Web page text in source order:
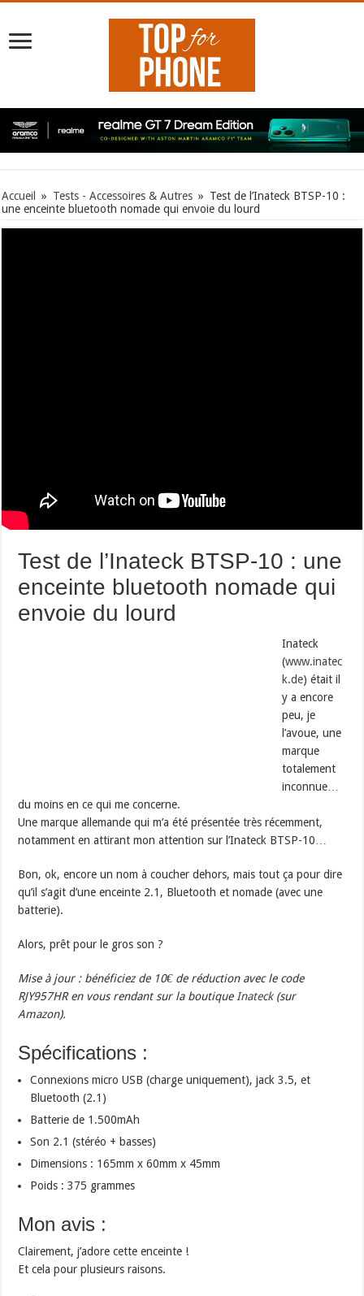
Accueil » Tests - Accessoires & Autres » Test de l’Inateck BTSP-10 :
une enceinte bluetooth nomade qui envoie du lourd
Test de l’Inateck BTSP-10 : une
enceinte bluetooth nomade qui
envoie du lourd
Inateck
(www.inatec
k.de) était il
y a encore
peu, je
l’avoue, une
marque
totalement
inconnue…
du moins en ce qui me concerne.
Une marque allemande qui m’a été présentée très récemment,
notamment en attirant mon attention sur l’Inateck BTSP-10…
Bon, ok, encore un nom à coucher dehors, mais tout ça pour dire
qu’il s’agit d’une enceinte 2.1, Bluetooth et nomade (avec une
batterie).
Alors, prêt pour le gros son ?
Mise à jour : bénéficiez de 10€ de réduction avec le code
RJY957HR en vous rendant sur la boutiqueInateck(sur
Amazon).
Spécifications :
Connexions micro USB (charge uniquement), jack 3.5, et
Bluetooth (2.1)
Batterie de 1.500mAh
Son 2.1 (stéréo + basses)
Dimensions : 165mm x 60mm x 45mm
Poids : 375 grammes
Mon avis :
Clairement, j’adore cette enceinte !
Et cela pour plusieurs raisons.